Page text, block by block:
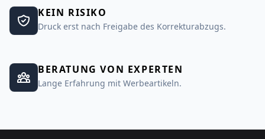
KEIN RISIKO
Druck erst nach Freigabe des Korrekturabzugs.
BERATUNG VON EXPERTEN
Lange Erfahrung mit Werbeartikeln.